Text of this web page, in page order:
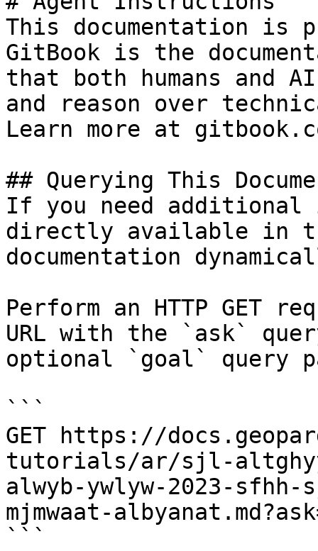
This documentation is
GitBook is the
that both humans and
and reason over
Learn more at
## Querying This
If you need
directly available in
documentation
Perform an HTTP GET
URL with the `ask`
optional `goal` query
```
GET https://
tutorials/ar/sjl-
alwyb-ywlyw-2023-
mjmwaat-
```